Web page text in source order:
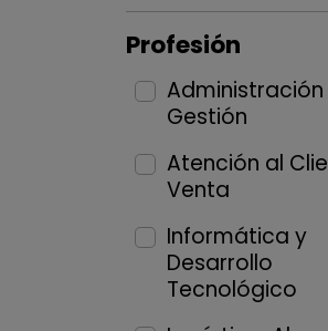
Profesión
Administración
Gestión
Atención al
Venta
Informática y
Desarrollo
Tecnológico